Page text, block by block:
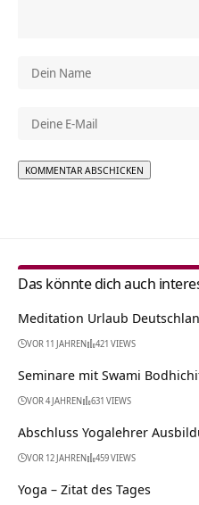
Das könnte dich auch
Meditation Urlaub
VOR 11 JAHREN 421 VIEWS
Seminare mit Swami
VOR 4 JAHREN 631 VIEWS
Abschluss Yogalehrer
VOR 12 JAHREN 459 VIEWS
Yoga – Zitat des Tages